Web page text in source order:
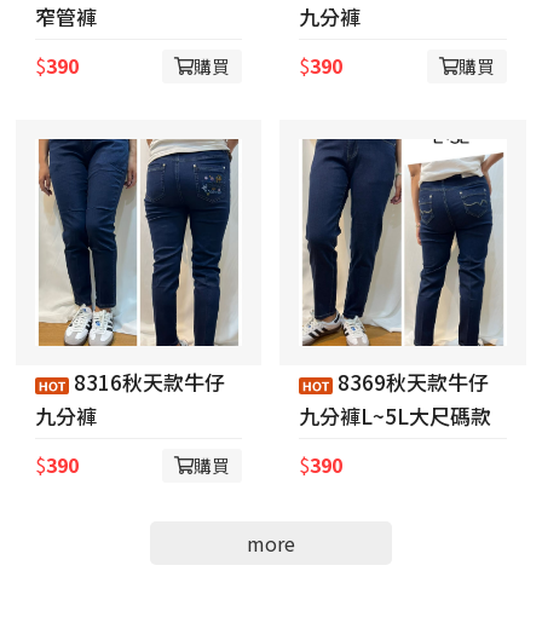
窄管褲
$390 購買
九分褲
$390 購買
8316秋天款牛仔
九分褲
$390 購買
8369秋天款牛仔
九分褲L~5L大尺碼款
$390
more